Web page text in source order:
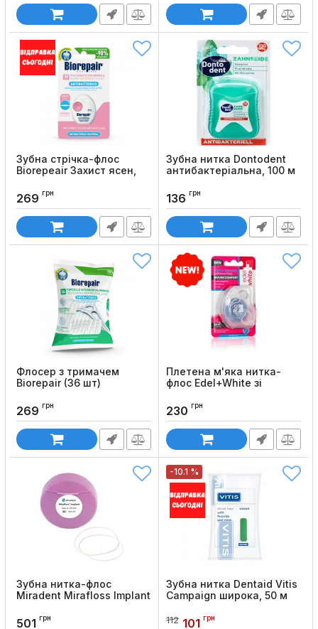
Зубна стрічка-флос
Biorepeair Захист ясен,
Код товару:
269 грн
Зубна нитка Dontodent
антибактеріальна, 100 м
136 грн
Флосер з тримачем
Biorepair (36 шт)
269 грн
Плетена м'яка нитка-
флос Edel+White зі
40 м
Код товару: 1351
230 грн
Зубна нитка-флос
Miradent Mirafloss Implant
Код товару:
501 грн
-10.1 %
Зубна нитка Dentaid Vitis
Campaign широка, 50 м
112 101 грн